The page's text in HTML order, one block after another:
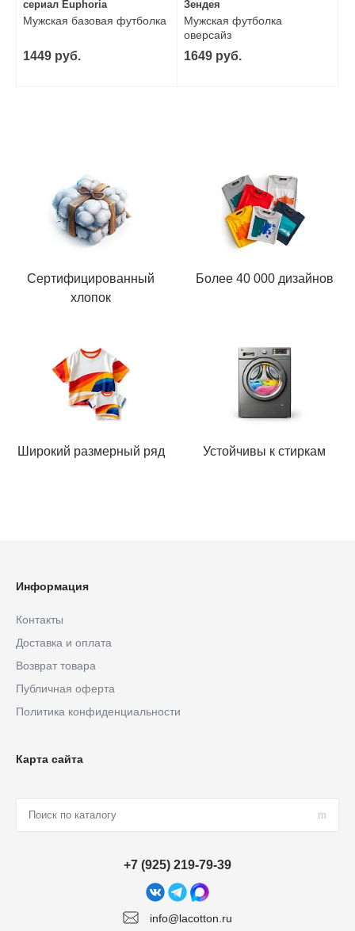
сериал Euphoria
Мужская базовая футболка
1449 руб.
Зендея
Мужская футболка
оверсайз
1649 руб.
Сертифицированный
хлопок
Более 40 000 дизайнов
Широкий размерный ряд Устойчивы к стиркам
Информация
Контакты
Доставка и оплата
Возврат товара
Публичная оферта
Политика конфиденциальности
Карта сайта
info@lacotton.ru
+7 (925) 219-79-39